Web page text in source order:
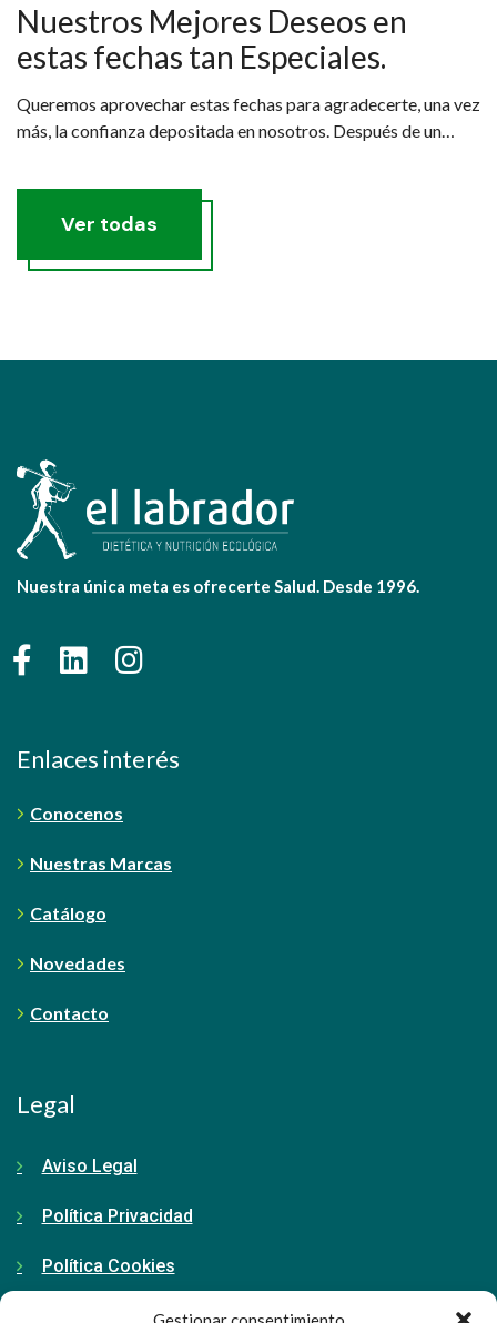
Nuestros Mejores Deseos en
estas fechas tan Especiales.
Queremos aprovechar estas fechas para agradecerte, una vez
más, la confianza depositada en nosotros. Después de un
Ver todas
Nuestra única meta es ofrecerte Salud. Desde 1996.
Enlaces interés
Conocenos
Nuestras Marcas
Catálogo
Novedades
Contacto
Legal
Aviso Legal
Política Privacidad
Política Cookies